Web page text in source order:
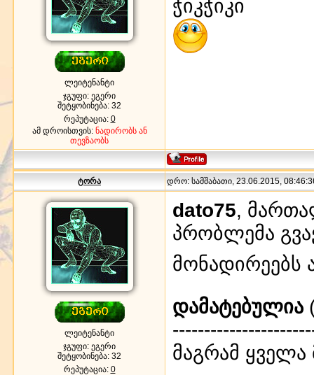
ლეიტენანტი
ჯგუფი: ეგერი
შეტყობინება: 32
რეპუტაცია: 0
ამ დროისთვის: ნადირობს ან
თევზაობს
ჭიკჭიკი
ტორა დრო: სამშაბათი, 23.06.2015,
ლეიტენანტი
ჯგუფი: ეგერი
შეტყობინება: 32
რეპუტაცია: 0
dato75,
პრობლემა
მონადირეებს
დამატებულია
მაგრამ